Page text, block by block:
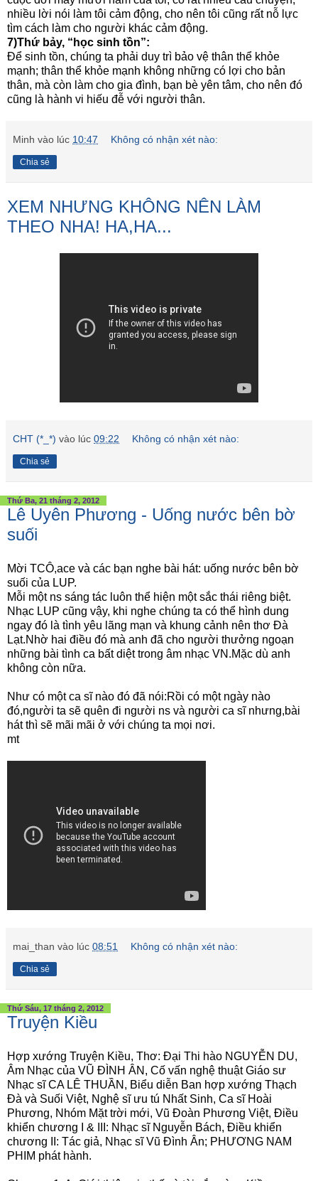
nhiều lời nói làm tôi cảm động, cho nên tôi cũng rất nỗ lực
tìm cách làm cho người khác cảm động.
7)Thứ bảy, “học sinh tồn”:
Để sinh tồn, chúng ta phải duy trì bảo vệ thân thể khỏe
mạnh; thân thể khỏe mạnh không những có lợi cho bản
thân, mà còn làm cho gia đình, bạn bè yên tâm, cho nên đó
cũng là hành vi hiếu đễ với người thân.
Minh vào lúc 10:47 Không có nhận xét nào:
Chia sẻ
XEM NHƯNG KHÔNG NÊN LÀM
THEO NHA! HA,HA...
CHT (*_*) vào lúc 09:22 Không có nhận xét nào:
Chia sẻ
Thứ Ba, 21 tháng 2, 2012
Lê Uyên Phương - Uống nước bên bờ
suối
Mời TCÔ,ace và các bạn nghe bài hát: uống nước bên bờ
suối của LUP.
Mỗi một ns sáng tác luôn thể hiện một sắc thái riêng biệt.
Nhạc LUP cũng vậy, khi nghe chúng ta có thể hình dung
ngay đó là tình yêu lãng mạn và khung cảnh nên thơ Đà
Lạt.Nhờ hai điều đó mà anh đã cho người thưởng ngoạn
những bài tình ca bất diệt trong âm nhạc VN.Mặc dù anh
không còn nữa.
Như có một ca sĩ nào đó đã nói:Rồi có một ngày nào
đó,người ta sẽ quên đi người ns và người ca sĩ nhưng,bài
hát thì sẽ mãi mãi ở với chúng ta mọi nơi.
mt
mai_than vào lúc 08:51 Không có nhận xét nào:
Chia sẻ
Thứ Sáu, 17 tháng 2, 2012
Truyện Kiều
Hợp xướng Truyện Kiều, Thơ: Đại Thi hào NGUYỄN DU,
Âm Nhạc của VŨ ĐÌNH ÂN, Cố vấn nghệ thuật Giáo sư
Nhạc sĩ CA LÊ THUẦN, Biểu diễn Ban hợp xướng Thạch
Đà và Suối Việt, Nghệ sĩ ưu tú Nhất Sinh, Ca sĩ Hoài
Phương, Nhóm Mặt trời mới, Vũ Đoàn Phương Việt, Điều
khiển chương I & III: Nhạc sĩ Nguyễn Bách, Điều khiển
chương II: Tác giả, Nhạc sĩ Vũ Đình Ân; PHƯƠNG NAM
PHIM phát hành.